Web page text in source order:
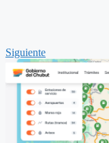
Siguiente